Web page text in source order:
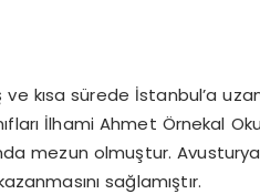
kısa sürede İstanbul’a
İlhami Ahmet Örnekal
mezun olmuştur.
sağlamıştır.